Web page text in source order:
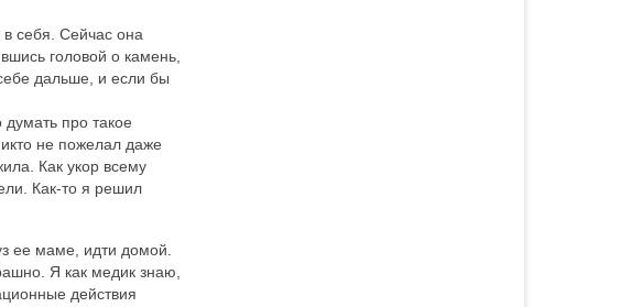
себя. Сейчас она
головой о камень,
дальше, и если бы
про такое
не пожелал даже
Как укор всему
Как-то я решил
ее маме, идти домой.
Я как медик знаю,
действия